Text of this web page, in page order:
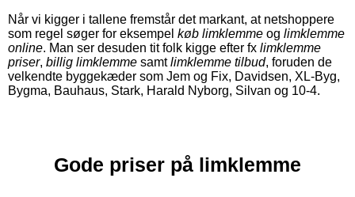
Når vi kigger i tallene fremstår det markant, at netshoppere
som regel søger for eksempel køb limklemme og limklemme
online. Man ser desuden tit folk kigge efter fx limklemme
priser, billig limklemme samtlimklemme tilbud, foruden de
velkendte byggekæder som Jem og Fix, Davidsen, XL-Byg,
Bygma, Bauhaus, Stark, Harald Nyborg, Silvan og 10-4.
Gode priser på limklemme